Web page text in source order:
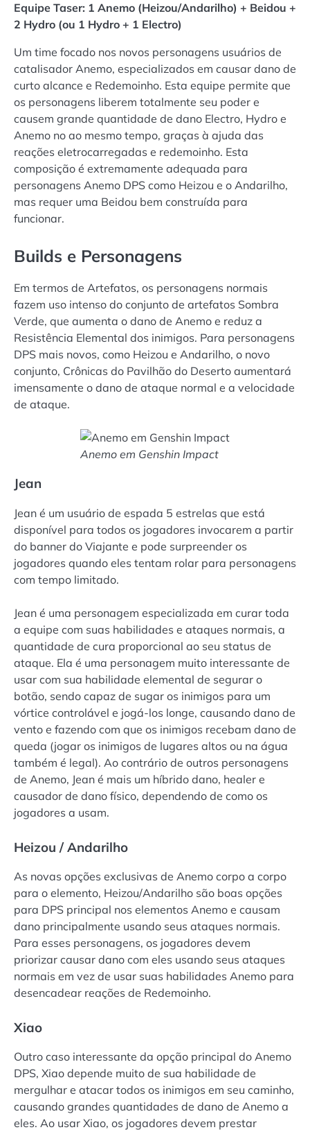
Equipe Taser: 1 Anemo (Heizou/Andarilho) + Beidou +
2 Hydro (ou 1 Hydro + 1 Electro)
Um time focado nos novos personagens usuários de
catalisador Anemo, especializados em causar dano de
curto alcance e Redemoinho. Esta equipe permite que
os personagens liberem totalmente seu poder e
causem grande quantidade de dano Electro, Hydro e
Anemo no ao mesmo tempo, graças à ajuda das
reações eletrocarregadas e redemoinho. Esta
composição é extremamente adequada para
personagens Anemo DPS como Heizou e o Andarilho,
mas requer uma Beidou bem construída para
funcionar.
Builds e Personagens
Em termos de Artefatos, os personagens normais
fazem uso intenso do conjunto de artefatos Sombra
Verde, que aumenta o dano de Anemo e reduz a
Resistência Elemental dos inimigos. Para personagens
DPS mais novos, como Heizou e Andarilho, o novo
conjunto, Crônicas do Pavilhão do Deserto aumentará
imensamente o dano de ataque normal e a velocidade
de ataque.
Anemo em Genshin Impact
Jean
Jean é um usuário de espada 5 estrelas que está
disponível para todos os jogadores invocarem a partir
do banner do Viajante e pode surpreender os
jogadores quando eles tentam rolar para personagens
com tempo limitado.
Jean é uma personagem especializada em curar toda
a equipe com suas habilidades e ataques normais, a
quantidade de cura proporcional ao seu status de
ataque. Ela é uma personagem muito interessante de
usar com sua habilidade elemental de segurar o
botão, sendo capaz de sugar os inimigos para um
vórtice controlável e jogá-los longe, causando dano de
vento e fazendo com que os inimigos recebam dano de
queda (jogar os inimigos de lugares altos ou na água
também é legal). Ao contrário de outros personagens
de Anemo, Jean é mais um híbrido dano, healer e
causador de dano físico, dependendo de como os
jogadores a usam.
Heizou / Andarilho
As novas opções exclusivas de Anemo corpo a corpo
para o elemento, Heizou/Andarilho são boas opções
para DPS principal nos elementos Anemo e causam
dano principalmente usando seus ataques normais.
Para esses personagens, os jogadores devem
priorizar causar dano com eles usando seus ataques
normais em vez de usar suas habilidades Anemo para
desencadear reações de Redemoinho.
Xiao
Outro caso interessante da opção principal do Anemo
DPS, Xiao depende muito de sua habilidade de
mergulhar e atacar todos os inimigos em seu caminho,
causando grandes quantidades de dano de Anemo a
eles. Ao usar Xiao, os jogadores devem prestar